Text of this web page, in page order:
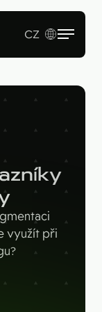
EN
CZ
využít při